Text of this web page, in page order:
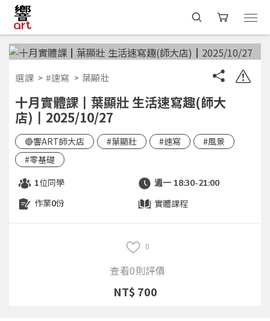
選課 #速寫 葉顯壯
十月實體課┃葉顯壯 生活速寫趣(師大
店)┃2025/10/27
🔴響ART師大店 #葉顯壯 #速寫
#風景
#零基礎
1位同學 週一 18:30-21:00
作業0份 實體課程
0
查看0則評價
NT$ 700